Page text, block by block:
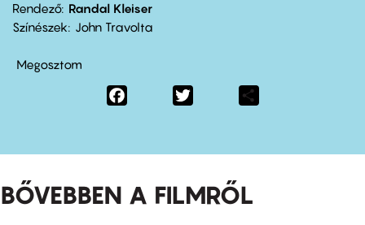
Rendező Randal Kleiser
Színészek
John Travolta
Megosztom
Facebook
BŐVEBBEN A FILMRŐL